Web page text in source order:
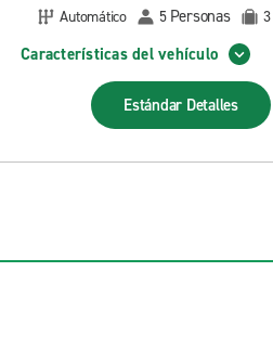
Automático
5 Personas 3
Características del vehículo
Estándar Detalles